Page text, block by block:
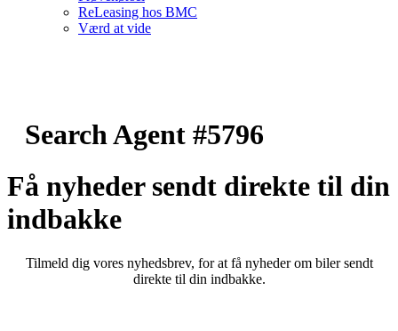
ReLeasing hos BMC
Værd at vide
Search Agent #5796
Få nyheder sendt direkte til din
indbakke
Tilmeld dig vores nyhedsbrev, for at få nyheder om biler sendt
direkte til din indbakke.